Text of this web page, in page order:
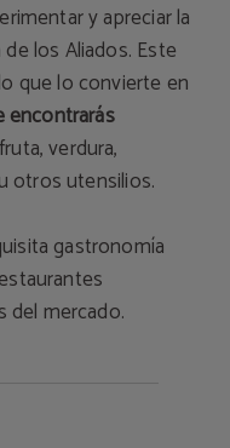
y apreciar la
los Aliados. Este
que lo convierte en
encontrarás
verdura,
otros utensilios.
gastronomía
del mercado.